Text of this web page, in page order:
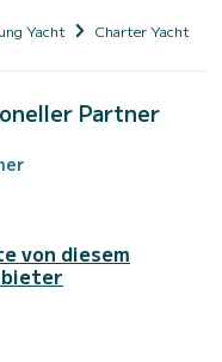
Yacht Charter Yacht mit
Partner
von diesem